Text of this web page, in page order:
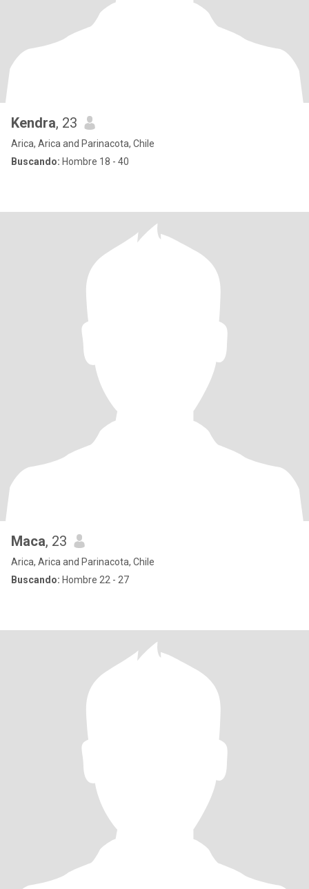
Kendra, 23
Arica, Arica and Parinacota, Chile
Buscando: Hombre 18 - 40
Maca, 23
Arica, Arica and Parinacota, Chile
Buscando: Hombre 22 - 27